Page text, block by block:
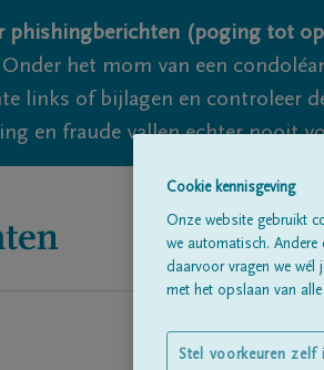
phishingberichten (poging tot
het mom van een
links of bijlagen en controleer
en fraude vallen echter nooit
Cookie kennisgeving
Onze website gebruikt
we automatisch.
daarvoor vragen we wél
met het opslaan van
Stel voorkeuren zelf